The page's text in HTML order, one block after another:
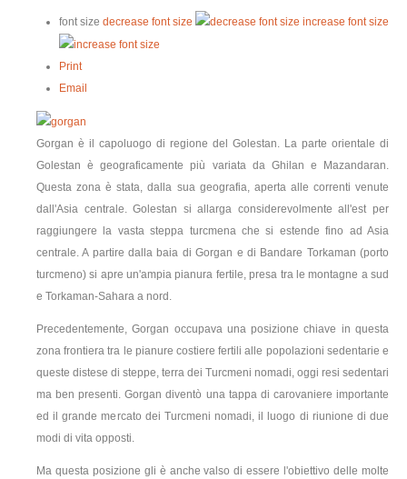
visto
font size decrease font size increase font size
Print
Email
Gorgan è il capoluogo di regione del Golestan. La parte orientale di
Golestan è geograficamente più variata da Ghilan e Mazandaran.
Questa zona è stata, dalla sua geografia, aperta alle correnti venute
dall'Asia centrale. Golestan si allarga considerevolmente all'est per
raggiungere la vasta steppa turcmena che si estende fino ad Asia
centrale. A partire dalla baia di Gorgan e di Bandare Torkaman (porto
turcmeno) si apre un'ampia pianura fertile, presa tra le montagne a sud
e Torkaman-Sahara a nord.
Precedentemente, Gorgan occupava una posizione chiave in questa
zona frontiera tra le pianure costiere fertili alle popolazioni sedentarie e
queste distese di steppe, terra dei Turcmeni nomadi, oggi resi sedentari
ma ben presenti. Gorgan diventò una tappa di carovaniere importante
ed il grande mercato dei Turcmeni nomadi, il luogo di riunione di due
modi di vita opposti.
Ma questa posizione gli è anche valso di essere l'obiettivo delle molte